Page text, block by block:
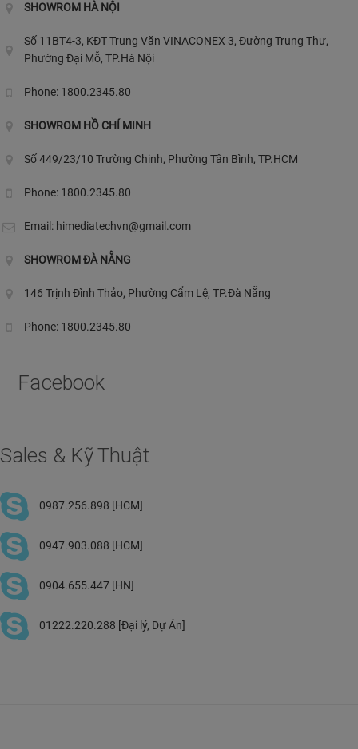
SHOWROM HÀ NỘI
Số 11BT4-3, KĐT Trung Văn VINACONEX 3, Đường Trung Thư,
Phường Đại Mỗ, TP.Hà Nội
Phone: 1800.2345.80
SHOWROM HỒ CHÍ MINH
Số 449/23/10 Trường Chinh, Phường Tân Bình, TP.HCM
Phone: 1800.2345.80
Email: himediatechvn@gmail.com
SHOWROM ĐÀ NẴNG
146 Trịnh Đình Thảo, Phường Cẩm Lệ, TP.Đà Nẵng
Phone: 1800.2345.80
Facebook
Sales & Kỹ Thuật
0987.256.898 [HCM]
0947.903.088 [HCM]
0904.655.447 [HN]
01222.220.288 [Đại lý, Dự Án]